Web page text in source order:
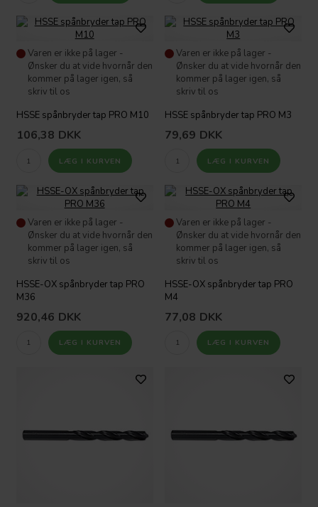
Varen er ikke på lager -
Ønsker du at vide hvornår den
kommer på lager igen, så
skriv til os
HSSE spånbryder tap PRO M10
106,38 DKK
Varen er ikke på lager -
Ønsker du at vide hvornår den
kommer på lager igen, så
skriv til os
HSSE spånbryder tap PRO M3
79,69 DKK
Varen er ikke på lager -
Ønsker du at vide hvornår den
kommer på lager igen, så
skriv til os
HSSE-OX spånbryder tap PRO
M36
920,46 DKK
Varen er ikke på lager -
Ønsker du at vide hvornår den
kommer på lager igen, så
skriv til os
HSSE-OX spånbryder tap PRO
M4
77,08 DKK